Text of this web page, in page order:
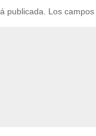
publicada. Los